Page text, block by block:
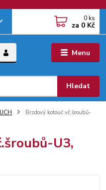
Menu
Hledat
0 ks
za 0 Kč
Brzdový kotouč vč.šroubů-
U3,